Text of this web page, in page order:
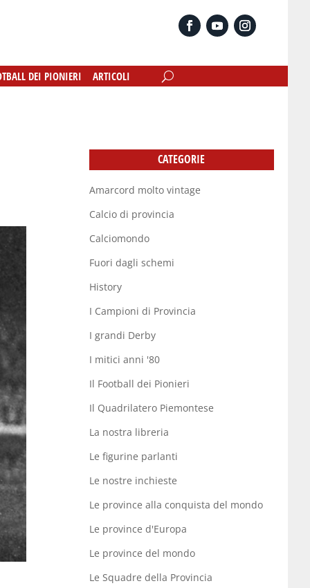
DEI PIONIERI ARTICOLI
DEI PIONIERI ARTICOLI
CATEGORIE
Amarcord molto vintage
Calcio di provincia
Calciomondo
Fuori dagli schemi
History
I Campioni di Provincia
I grandi Derby
I mitici anni '80
Il Football dei Pionieri
Il Quadrilatero Piemontese
La nostra libreria
Le figurine parlanti
Le nostre inchieste
Le province alla conquista del mondo
Le province d'Europa
Le province del mondo
Le Squadre della Provincia